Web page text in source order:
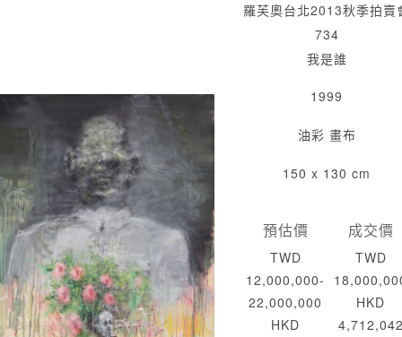
羅芙奧台北2013秋季拍賣
734
我是誰
1999
油彩 畫布
150 x 130 cm
預估價
TWD
12,000,000-
22,000,000
HKD
成交價
TWD
HKD